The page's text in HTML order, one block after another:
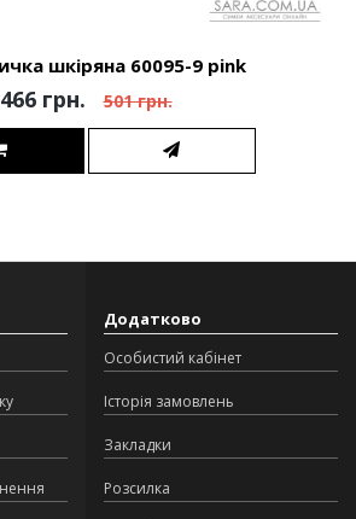
шкіряна 60095-9 pink
466 грн. 501 грн.
Додатково
Особистий кабінет
Історія замовлень
Закладки
Розсилка